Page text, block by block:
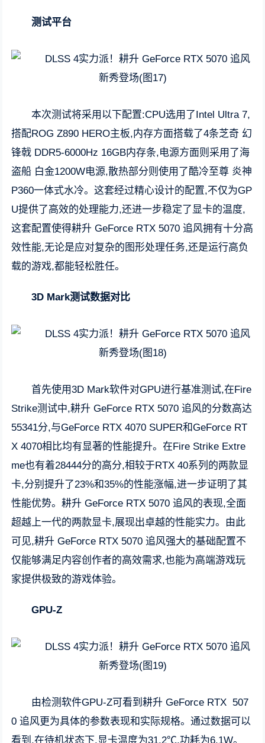
测试平台
本次测试将采用以下配置:CPU选用了Intel Ultra 7,
搭配ROG Z890 HERO主板,内存方面搭载了4条芝奇 幻
锋戟 DDR5-6000Hz 16GB内存条,电源方面则采用了海
盗船 白金1200W电源,散热部分则使用了酷冷至尊 炎神
P360一体式水冷。这套经过精心设计的配置,不仅为GP
U提供了高效的处理能力,还进一步稳定了显卡的温度,
这套配置使得耕升 GeForce RTX 5070 追风拥有十分高
效性能,无论是应对复杂的图形处理任务,还是运行高负
载的游戏,都能轻松胜任。
3D Mark测试数据对比
首先使用3D Mark软件对GPU进行基准测试,在Fire
Strike测试中,耕升 GeForce RTX 5070 追风的分数高达
55341分,与GeForce RTX 4070 SUPER和GeForce RT
X 4070相比均有显著的性能提升。在Fire Strike Extre
me也有着28444分的高分,相较于RTX 40系列的两款显
卡,分别提升了23%和35%的性能涨幅,进一步证明了其
性能优势。耕升 GeForce RTX 5070 追风的表现,全面
超越上一代的两款显卡,展现出卓越的性能实力。由此
可见,耕升 GeForce RTX 5070 追风强大的基础配置不
仅能够满足内容创作者的高效需求,也能为高端游戏玩
家提供极致的游戏体验。
GPU-Z
由检测软件GPU-Z可看到耕升 GeForce RTX 507
0 追风更为具体的参数表现和实际规格。通过数据可以
看到,在待机状态下,显卡温度为31.2℃,功耗为6.1W。